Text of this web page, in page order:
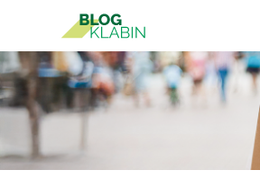
Pular para o Conteúdo principal